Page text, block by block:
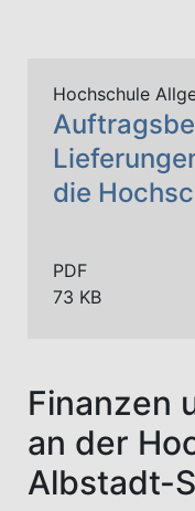
Finanzen
an der
Albstadt-
Hochschule
die
PDF
73 KB